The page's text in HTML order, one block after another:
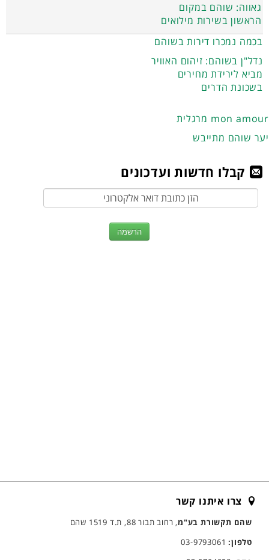
גאווה: שוהם במקום
הראשון בשירות מילואים
בכמה נמכרו דירות בשוהם
נדל"ן בשוהם: זיהום האוויר
מביא לירידת מחירים
בשכונת הדרים
מרגלית mon amour
יער שוהם מתייבש
קבלו חדשות ועדכונים
צרו איתנו קשר
שהם תקשורת בע"מ, רחוב תבור 88, ת.ד 1519 שהם
טלפון:03-9793061